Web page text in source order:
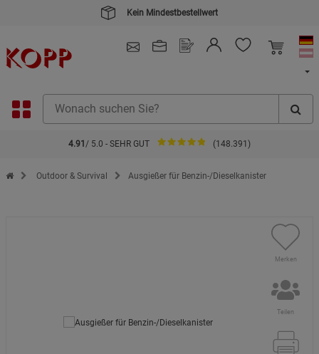
Kein Mindestbestellwert
4.91 / 5.0 - SEHR GUT (148.391)
Zur Startseite des Kopp Verlag Online-Shop
Outdoor & Survival Ausgießer für Benzin-/Dieselkanister
Merken
Teilen